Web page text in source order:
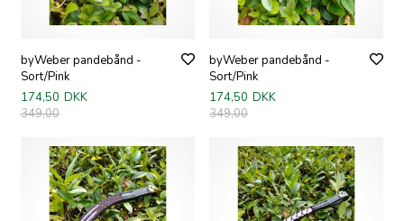
byWeber pandebånd -
Sort/Pink
174,50 DKK
349,00
byWeber pandebånd -
Sort/Pink
174,50 DKK
349,00